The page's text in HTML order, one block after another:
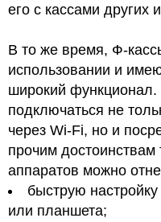
его с кассами других
В то же время, Ф-
использовании и
широкий функционал.
подключаться не
через Wi-Fi, но и
прочим достоинствам
аппаратов можно
быструю
или планшета;